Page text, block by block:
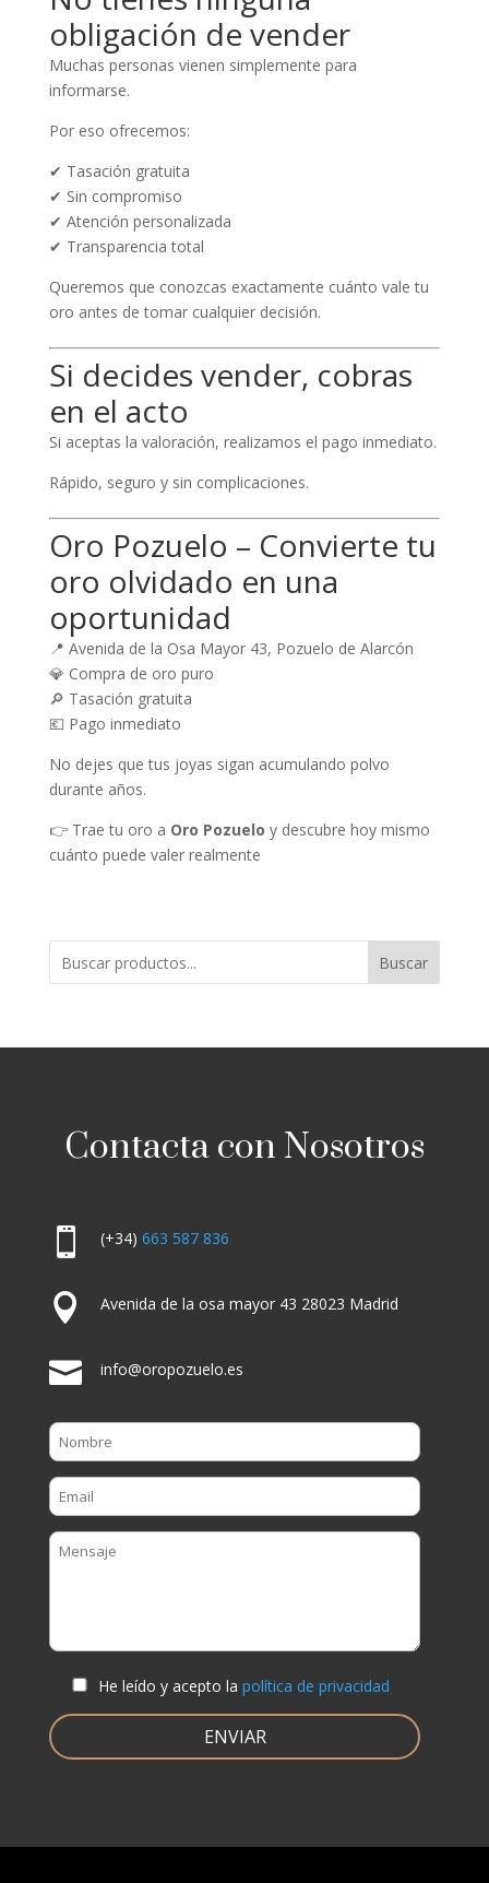
obligación de vender
Muchas personas vienen simplemente para
informarse.
Por eso ofrecemos:
✔ Tasación gratuita
✔ Sin compromiso
✔ Atención personalizada
✔ Transparencia total
Queremos que conozcas exactamente cuánto vale tu
oro antes de tomar cualquier decisión.
Si decides vender, cobras
en el acto
Si aceptas la valoración, realizamos el pago inmediato.
Rápido, seguro y sin complicaciones.
Oro Pozuelo – Convierte tu
oro olvidado en una
oportunidad
📍 Avenida de la Osa Mayor 43, Pozuelo de Alarcón
💎 Compra de oro puro
🔎 Tasación gratuita
💶 Pago inmediato
No dejes que tus joyas sigan acumulando polvo
durante años.
👉 Trae tu oro a Oro Pozuelo y descubre hoy mismo
cuánto puede valer realmente
Buscar
Contacta con Nosotros
 (+34) 663 587 836
 Avenida de la osa mayor 43 28023 Madrid
 info@oropozuelo.es
He leído y acepto la política de privacidad